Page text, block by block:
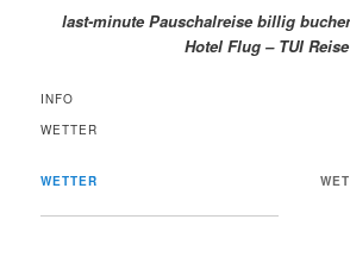
last-minute Pauschalreise billig
Hotel Flug – TUI Reise
INFO
WETTER
WETTER